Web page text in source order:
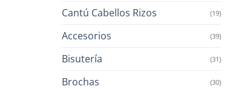
Cantú Cabellos Rizos (19)
Accesorios (39)
Bisutería (31)
Brochas (30)